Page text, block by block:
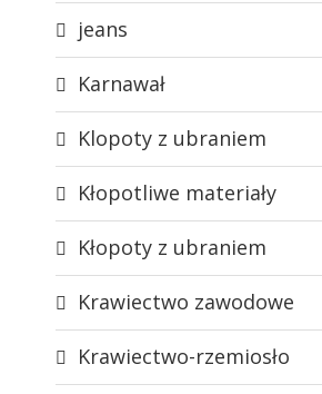
jeans
Karnawał
Klopoty z ubraniem
Kłopotliwe materiały
Kłopoty z ubraniem
Krawiectwo zawodowe
Krawiectwo-rzemiosło